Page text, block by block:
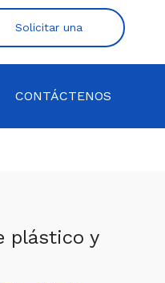
Solicitar una
cotización
CONTÁCTENOS
plástico y